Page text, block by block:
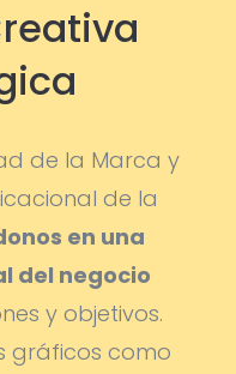
de la Marca y
de la
en una
del negocio
y objetivos.
gráficos como